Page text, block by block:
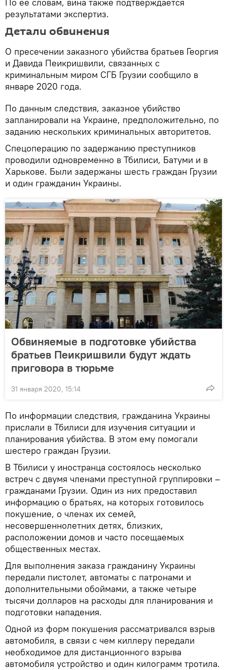
результатами экспертиз.
Детали обвинения
О пресечении заказного убийства братьев Георгия
и Давида Пеикришвили, связанных с
криминальным миром СГБ Грузии сообщило в
январе 2020 года.
По данным следствия, заказное убийство
запланировали на Украине, предположительно, по
заданию нескольких криминальных авторитетов.
Спецоперацию по задержанию преступников
проводили одновременно в Тбилиси, Батуми и в
Харькове. Были задержаны шесть граждан Грузии
и один гражданин Украины.
Обвиняемые в подготовке убийства
братьев Пеикришвили будут ждать
приговора в тюрьме
31 января 2020, 15:14
По информации следствия, гражданина Украины
прислали в Тбилиси для изучения ситуации и
планирования убийства. В этом ему помогали
шестеро граждан Грузии.
В Тбилиси у иностранца состоялось несколько
встреч с двумя членами преступной группировки –
гражданами Грузии. Один из них предоставил
информацию о братьях, на которых готовилось
покушение, о членах их семей,
несовершеннолетних детях, близких,
расположении домов и часто посещаемых
общественных местах.
Для выполнения заказа гражданину Украины
передали пистолет, автоматы с патронами и
дополнительными обоймами, а также четыре
тысячи долларов на расходы для планирования и
подготовки нападения.
Одной из форм покушения рассматривался взрыв
автомобиля, в связи с чем киллеру передали
необходимое для дистанционного взрыва
автомобиля устройство и один килограмм тротила.